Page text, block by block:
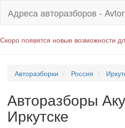
Адреса авторазборов -
Скоро появятся новые возможности
Авторазборки Россия
Авторазборы
Иркутске